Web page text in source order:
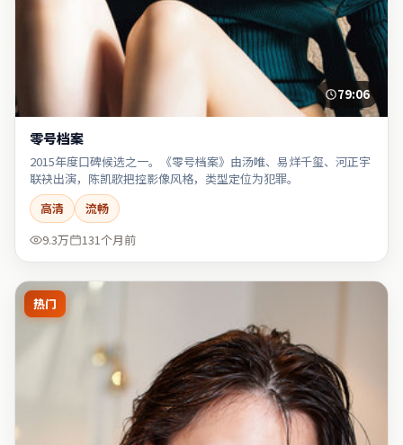
79:06
零号档案
2015年度口碑候选之一。《零号档案》由汤唯、易烊千玺、河正宇
联袂出演，陈凯歌把控影像风格，类型定位为犯罪。
高清
流畅
9.3万
131个月前
热门